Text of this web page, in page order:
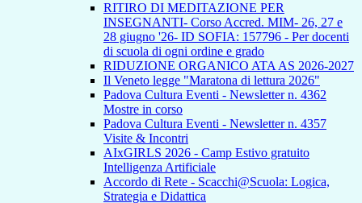
RITIRO DI MEDITAZIONE PER
INSEGNANTI- Corso Accred. MIM- 26, 27 e
28 giugno '26- ID SOFIA: 157796 - Per docenti
di scuola di ogni ordine e grado
RIDUZIONE ORGANICO ATA AS 2026-2027
Il Veneto legge "Maratona di lettura 2026"
Padova Cultura Eventi - Newsletter n. 4362
Mostre in corso
Padova Cultura Eventi - Newsletter n. 4357
Visite & Incontri
AIxGIRLS 2026 - Camp Estivo gratuito
Intelligenza Artificiale
Accordo di Rete - Scacchi@Scuola: Logica,
Strategia e Didattica